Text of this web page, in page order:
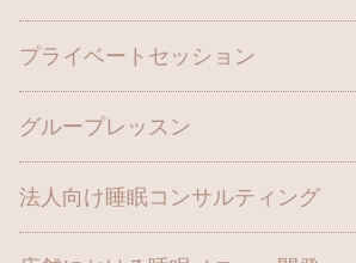
プライベートセッション
グループレッスン
法人向け睡眠コンサルティング